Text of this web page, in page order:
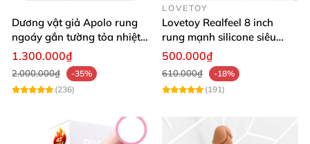
Dương vật giả Apolo rung
ngoáy gắn tường tỏa nhiệt
đa chế độ
1.300.000₫
2.000.000₫
-35%
(236)
LOVETOY
Lovetoy Realfeel 8 inch
rung mạnh silicone siêu
mềm
500.000₫
610.000₫
-18%
(191)